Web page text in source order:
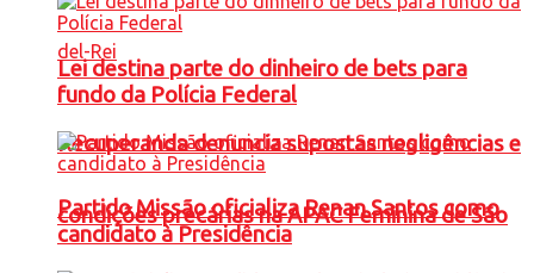
Recuperanda denuncia supostas negligências e
condições precárias na APAC Feminina de São
Lei destina parte do dinheiro de bets para
fundo da Polícia Federal
Partido Missão oficializa Renan Santos como
candidato à Presidência